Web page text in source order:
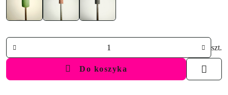
szt.
Do koszyka